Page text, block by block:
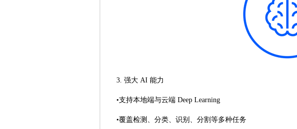
3. 强大 AI 能力
•支持本地端与云端 Deep Learning
•覆盖检测、分类、识别、分割等多种任务